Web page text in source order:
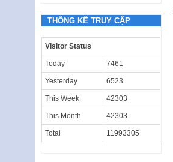
THỐNG KÊ TRUY CẬP
Visitor Status
Today 7461
Yesterday 6523
This Week 42303
This Month 42303
Total 11993305